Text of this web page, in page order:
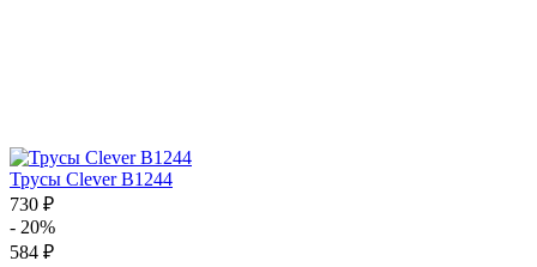
Трусы Clever B1244
730 ₽
- 20%
584 ₽